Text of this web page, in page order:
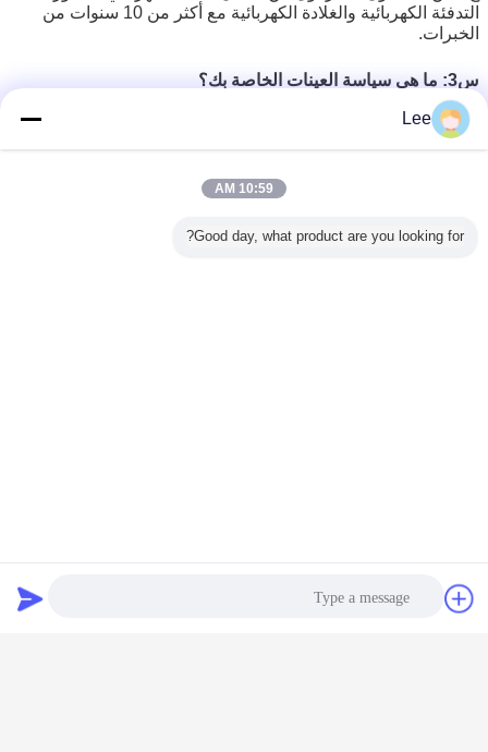
التدفئة الكهربائية والغلادة الكهربائية مع أكثر من 10 سنوات من
الخبرات.
س3: ما هي سياسة العينات الخاصة بك؟
ج: رسوم العينات لدينا قابلة للاسترداد، يمكن إرجاع تكلفة العينة لك
مع طلبك الكلي.
دردشة
Lee
10:59 AM
Good day, what product are you looking for?